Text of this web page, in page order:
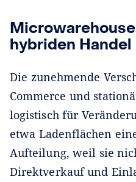
hybriden Handel
Die zunehmende
Commerce und
logistisch für
etwa Ladenflächen
Aufteilung, weil sie
Direktverkauf und